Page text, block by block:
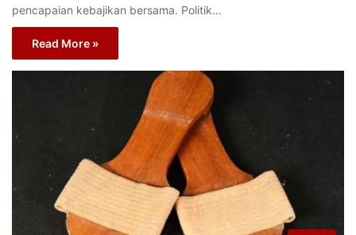
pencapaian kebajikan bersama. Politik…
Read More »